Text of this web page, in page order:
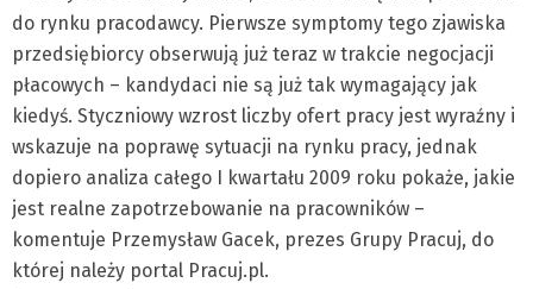
do rynku pracodawcy. Pierwsze symptomy tego zjawiska
przedsiębiorcy obserwują już teraz w trakcie negocjacji
płacowych – kandydaci nie są już tak wymagający jak
kiedyś. Styczniowy wzrost liczby ofert pracy jest wyraźny i
wskazuje na poprawę sytuacji na rynku pracy, jednak
dopiero analiza całego I kwartału 2009 roku pokaże, jakie
jest realne zapotrzebowanie na pracowników –
komentuje Przemysław Gacek, prezes Grupy Pracuj, do
której należy portal Pracuj.pl.